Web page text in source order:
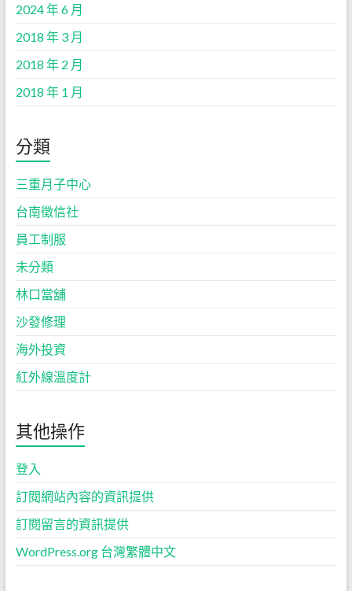
2024 年 6 月
2018 年 3 月
2018 年 2 月
2018 年 1 月
分類
三重月子中心
台南徵信社
員工制服
未分類
林口當舖
沙發修理
海外投資
紅外線溫度計
其他操作
登入
訂閱網站內容的資訊提供
訂閱留言的資訊提供
WordPress.org 台灣繁體中文